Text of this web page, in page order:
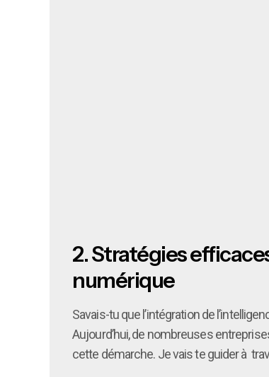
2.Stratégies
numérique
Savais-tu que l’intégration de
Aujourd’hui, de nombreuses
cette démarche. Je vais te guider à